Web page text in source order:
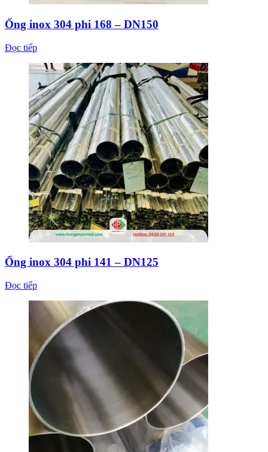
Ống inox 304 phi 168 – DN150
Đọc tiếp
Ống inox 304 phi 141 – DN125
Đọc tiếp